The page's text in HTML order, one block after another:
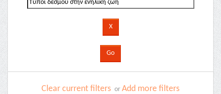
Clear current filters or Add more filters